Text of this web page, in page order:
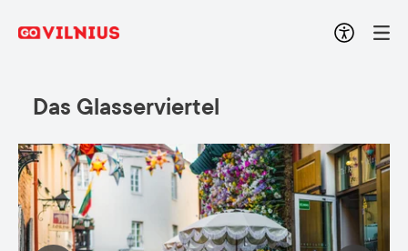
Das Glasserviertel